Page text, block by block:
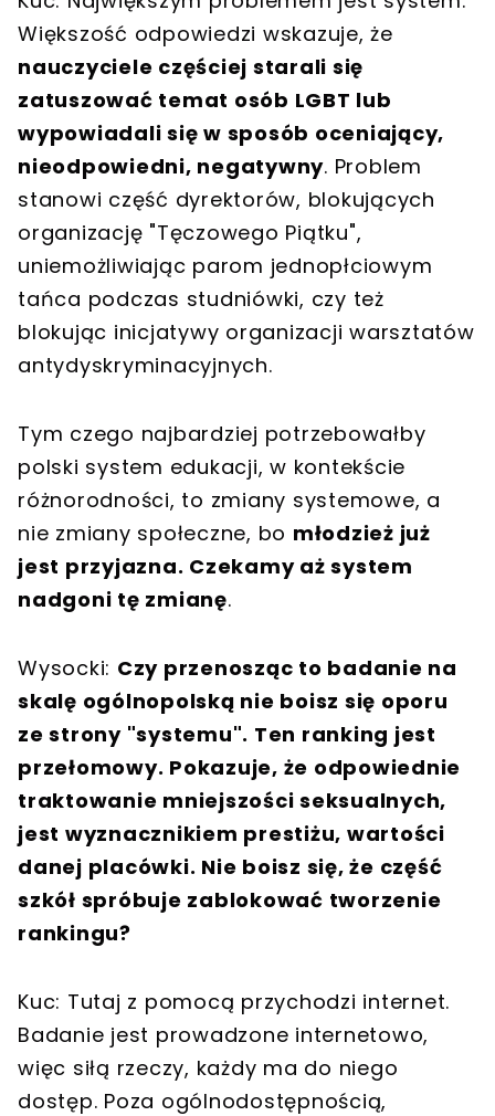
Większość odpowiedzi wskazuje, że
nauczyciele częściej starali się
zatuszować temat osób LGBT lub
wypowiadali się w sposób oceniający,
nieodpowiedni, negatywny. Problem
stanowi część dyrektorów, blokujących
organizację "Tęczowego Piątku",
uniemożliwiając parom jednopłciowym
tańca podczas studniówki, czy też
blokując inicjatywy organizacji warsztatów
antydyskryminacyjnych.
Tym czego najbardziej potrzebowałby
polski system edukacji, w kontekście
różnorodności, to zmiany systemowe, a
nie zmiany społeczne, bo młodzież już
jest przyjazna. Czekamy aż system
nadgoni tę zmianę.
Wysocki: Czy przenosząc to badanie na
skalę ogólnopolską nie boisz się oporu
ze strony "systemu". Ten ranking jest
przełomowy. Pokazuje, że odpowiednie
traktowanie mniejszości seksualnych,
jest wyznacznikiem prestiżu, wartości
danej placówki. Nie boisz się, że część
szkół spróbuje zablokować tworzenie
rankingu?
Kuc: Tutaj z pomocą przychodzi internet.
Badanie jest prowadzone internetowo,
więc siłą rzeczy, każdy ma do niego
dostęp. Poza ogólnodostępnością,